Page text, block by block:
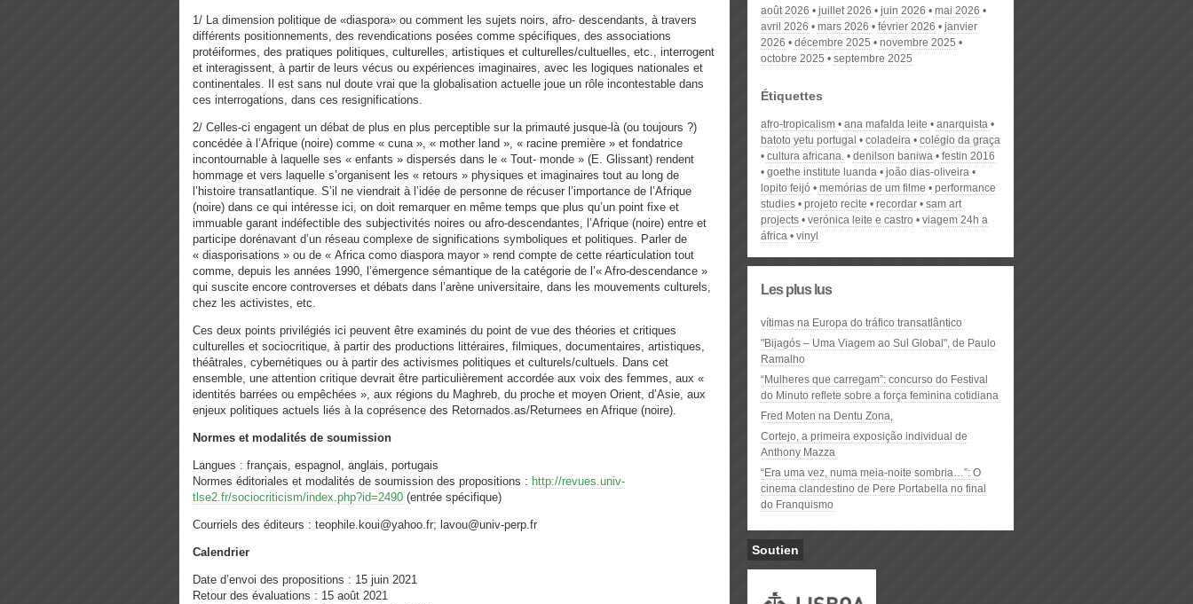
1/ La dimension politique de «diaspora» ou comment les sujets noirs, afro- descendants, à travers
différents positionnements, des revendications posées comme spécifiques, des associations
protéiformes, des pratiques politiques, culturelles, artistiques et culturelles/cultuelles, etc., interrogent
et interagissent, à partir de leurs vécus ou expériences imaginaires, avec les logiques nationales et
continentales. Il est sans nul doute vrai que la globalisation actuelle joue un rôle incontestable dans
ces interrogations, dans ces resignifications.
2/ Celles-ci engagent un débat de plus en plus perceptible sur la primauté jusque-là (ou toujours ?)
concédée à l’Afrique (noire) comme « cuna », « mother land », « racine première » et fondatrice
incontournable à laquelle ses « enfants » dispersés dans le « Tout- monde » (E. Glissant) rendent
hommage et vers laquelle s’organisent les « retours » physiques et imaginaires tout au long de
l’histoire transatlantique. S’il ne viendrait à l’idée de personne de récuser l’importance de l’Afrique
(noire) dans ce qui intéresse ici, on doit remarquer en même temps que plus qu’un point fixe et
immuable garant indéfectible des subjectivités noires ou afro-descendantes, l’Afrique (noire) entre et
participe dorénavant d’un réseau complexe de significations symboliques et politiques. Parler de
« diasporisations » ou de « Africa como diaspora mayor » rend compte de cette réarticulation tout
comme, depuis les années 1990, l’émergence sémantique de la catégorie de l’« Afro-descendance »
qui suscite encore controverses et débats dans l’arène universitaire, dans les mouvements culturels,
chez les activistes, etc.
Ces deux points privilégiés ici peuvent être examinés du point de vue des théories et critiques
culturelles et sociocritique, à partir des productions littéraires, filmiques, documentaires, artistiques,
théâtrales, cybernétiques ou à partir des activismes politiques et culturels/cultuels. Dans cet
ensemble, une attention critique devrait être particulièrement accordée aux voix des femmes, aux «
identités barrées ou empêchées », aux régions du Maghreb, du proche et moyen Orient, d’Asie, aux
enjeux politiques actuels liés à la coprésence des Retornados.as/Returnees en Afrique (noire).
Normes et modalités de soumission
Langues : français, espagnol, anglais, portugais
Normes éditoriales et modalités de soumission des propositions : http://revues.univ-
tlse2.fr/sociocriticism/index.php?id=2490 (entrée spécifique)
Courriels des éditeurs : teophile.koui@yahoo.fr; lavou@univ-perp.fr
Calendrier
Date d’envoi des propositions : 15 juin 2021
Retour des évaluations : 15 août 2021
août 2026 juillet 2026 juin 2026
mai 2026
avril 2026
mars 2026 février 2026
janvier
2026
décembre 2025
novembre 2025
octobre 2025
septembre 2025
Étiquettes
afro-tropicalism ana mafalda leite
anarquista
batoto yetu portugal
coladeira
colégio da graça
cultura africana.
denilson baniwa
festin 2016
goethe institute luanda
joão dias-oliveira
lopito feijó
memórias de um filme
performance
studies
projeto recite recordar
sam art
projects
verónica leite e castro
viagem 24h a
áfrica
vinyl
Les plus lus
vítimas na Europa do tráfico transatlântico
"Bijagós – Uma Viagem ao Sul Global", de Paulo
Ramalho
“Mulheres que carregam”: concurso do Festival
do Minuto reflete sobre a força feminina cotidiana
Fred Moten na Dentu Zona,
Cortejo, a primeira exposição individual de
Anthony Mazza
“Era uma vez, numa meia-noite sombria…”: O
cinema clandestino de Pere Portabella no final
do Franquismo
Soutien